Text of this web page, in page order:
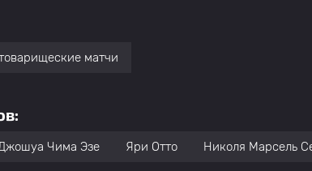
матчи
Чима Эзе Яри Отто Николя Марсель